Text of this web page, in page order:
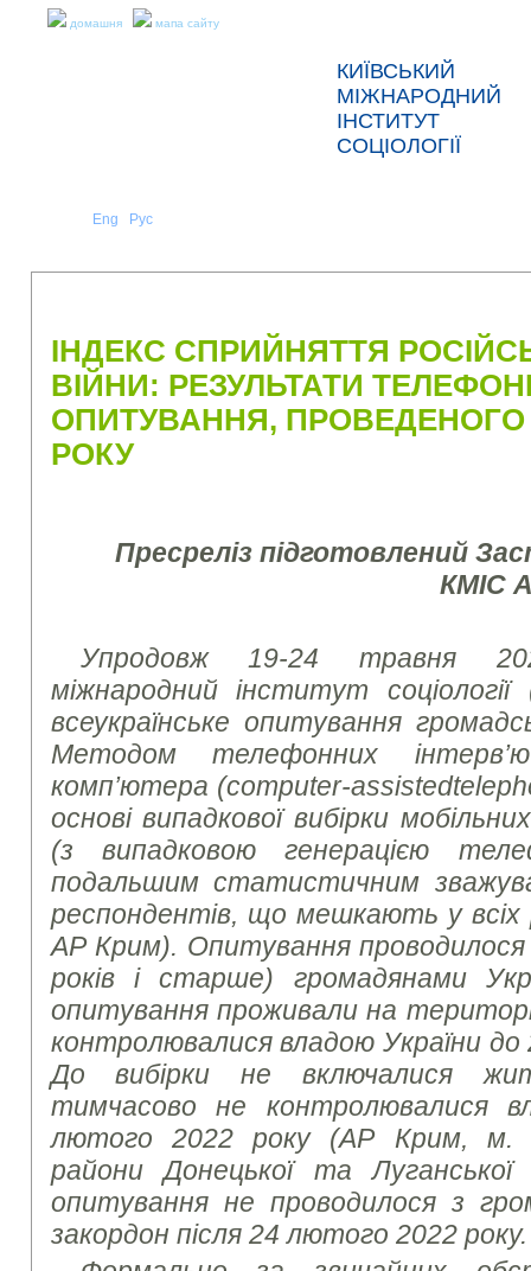
домашня мапа сайту
КИЇВСЬКИЙ
МІЖНАРОДНИЙ
ІНСТИТУТ
СОЦІОЛОГІЇ
Eng Рус
ІНДЕКС СПРИЙНЯТТЯ
ВІЙНИ: РЕЗУЛЬТАТИ
ОПИТУВАННЯ, ПРОВЕДЕНОГО
РОКУ
Пресреліз підготовлений
КМІС
Упродовж 19-24 травня
міжнародний інститут
всеукраїнське опитування
Методом телефонних
комп’ютера (computer-assisted
основі випадкової вибірки
(з випадковою генерацією
подальшим статистичним
респондентів, що мешкають у всіх
АР Крим). Опитування проводилося
років і старше) громадянами
опитування проживали на
контролювалися владою України
До вибірки не включалися
тимчасово не контролювалися
лютого 2022 року (АР Крим, м.
райони Донецької та
опитування не проводилося з
закордон після 24 лютого 2022 року.